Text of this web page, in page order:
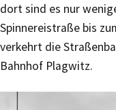
dort sind es nur
Spinnereistraße bis
verkehrt die
Bahnhof Plagwitz.